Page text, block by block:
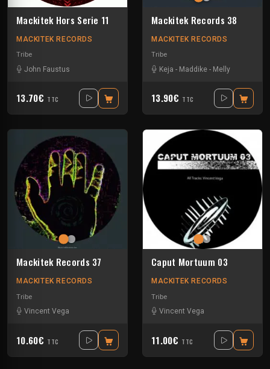
Mackitek Hors Serie 11
MACKITEK RECORDS
Tribe
John Faustus
13.70€ TTC
Mackitek Records 38
MACKITEK RECORDS
Tribe
Keja - Maddike - Melly
13.90€ TTC
Mackitek Records 37
MACKITEK RECORDS
Tribe
Vincent Vega
10.60€ TTC
Caput Mortuum 03
MACKITEK RECORDS
Tribe
Vincent Vega
11.00€ TTC